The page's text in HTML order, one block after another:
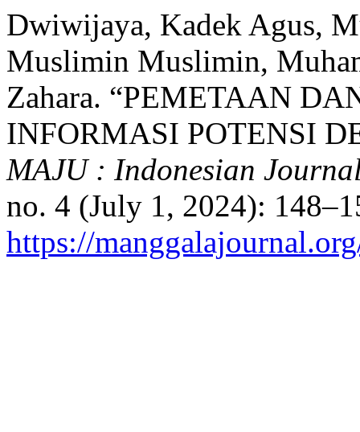
Dwiwijaya, Kadek Agus,
Muslimin Muslimin,
Zahara. “PEMETAAN
INFORMASI POTENSI
MAJU : Indonesian
no. 4 (July 1, 2024):
https://